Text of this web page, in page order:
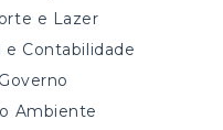
e Lazer
e Contabilidade
Ambiente